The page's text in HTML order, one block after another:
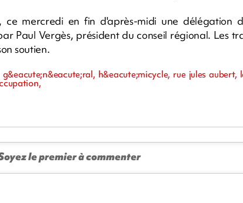
ce mercredi en fin d'après-midi une délégation
Paul Vergès, président du conseil régional. Les
soutien.
h&eacute;micycle, rue jules aubert,